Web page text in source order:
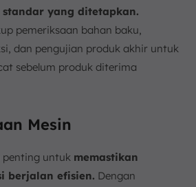
yang ditetapkan.
pemeriksaan bahan baku,
dan pengujian produk akhir untuk
sebelum produk diterima
Mesin
penting untuk memastikan
berjalan efisien. Dengan